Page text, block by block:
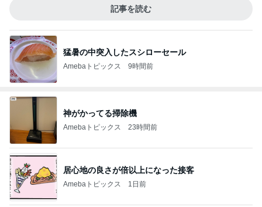
記事を読む
猛暑の中突入したスシローセール
Amebaトピックス 9時間前
神がかってる掃除機
Amebaトピックス 23時間前
居心地の良さが倍以上になった接客
Amebaトピックス 1日前